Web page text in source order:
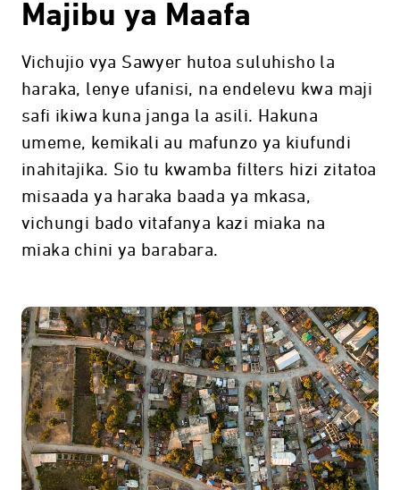
Majibu ya Maafa
Vichujio vya Sawyer hutoa suluhisho la
haraka, lenye ufanisi, na endelevu kwa maji
safi ikiwa kuna janga la asili. Hakuna
umeme, kemikali au mafunzo ya kiufundi
inahitajika. Sio tu kwamba filters hizi zitatoa
misaada ya haraka baada ya mkasa,
vichungi bado vitafanya kazi miaka na
miaka chini ya barabara.